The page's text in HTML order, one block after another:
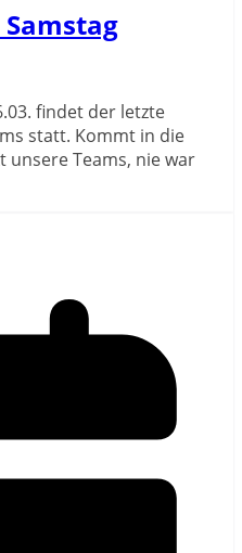
findet der letzte
statt. Kommt in die
unsere Teams, nie war